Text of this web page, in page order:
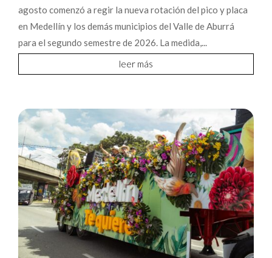
agosto comenzó a regir la nueva rotación del pico y placa
en Medellín y los demás municipios del Valle de Aburrá
para el segundo semestre de 2026. La medida,...
leer más